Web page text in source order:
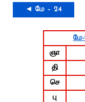
◄ மே – 24
ஞா
தி
செ
பு